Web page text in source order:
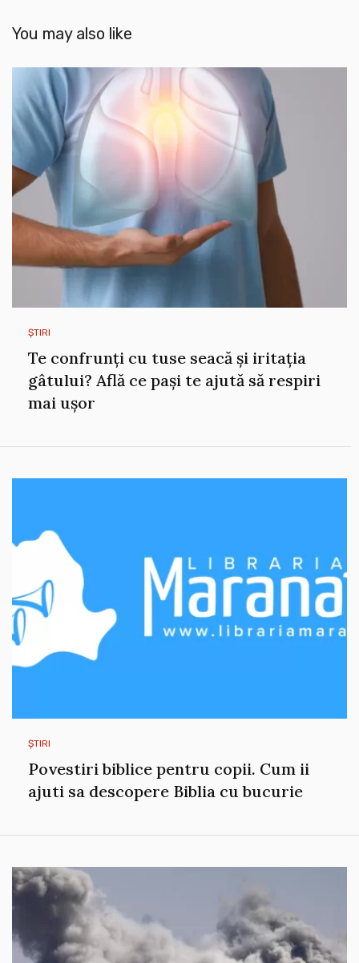
You may also like
ȘTIRI
Te confrunți cu tuse seacă și iritația
gâtului? Află ce pași te ajută să respiri
mai ușor
ȘTIRI
Povestiri biblice pentru copii. Cum ii
ajuti sa descopere Biblia cu bucurie